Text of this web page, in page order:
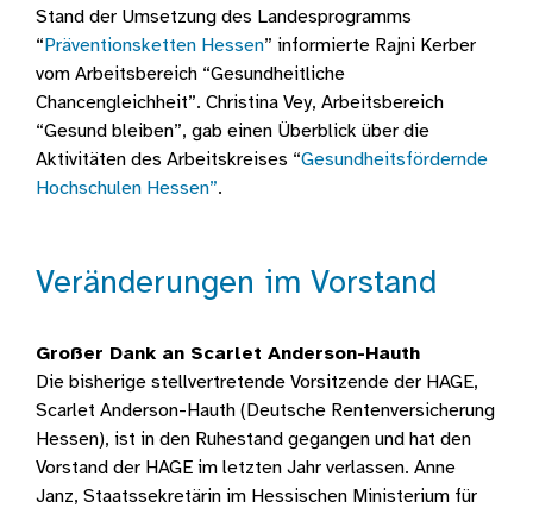
Stand der Umsetzung des Landesprogramms
“ Präventionsketten Hessen” informierte Rajni Kerber
vom Arbeitsbereich “Gesundheitliche
Chancengleichheit”. Christina Vey, Arbeitsbereich
“Gesund bleiben”, gab einen Überblick über die
Aktivitäten des Arbeitskreises “Gesundheitsfördernde
Hochschulen Hessen”.
Veränderungen im Vorstand
Großer Dank an Scarlet Anderson-Hauth
Die bisherige stellvertretende Vorsitzende der HAGE,
Scarlet Anderson-Hauth (Deutsche Rentenversicherung
Hessen), ist in den Ruhestand gegangen und hat den
Vorstand der HAGE im letzten Jahr verlassen. Anne
Janz, Staatssekretärin im Hessischen Ministerium für